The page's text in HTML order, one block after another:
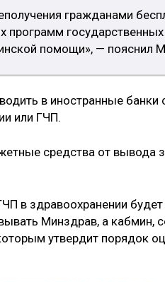
гражданами
государственных
помощи», — пояснил
в иностранные банки
или ГЧП.
средства от вывода
в здравоохранении
Минздрав, а кабмин,
утвердит порядок